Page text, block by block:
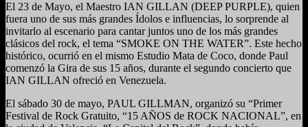
El 23 de Mayo, el Maestro IAN GILLAN (DEEP PURPLE), quien
fuera uno de sus más grandes Ídolos e influencias, lo sorprende al
invitarlo al escenario para cantar juntos uno de los más grandes
clásicos del rock, el tema “SMOKE ON THE WATER”. Este hecho
histórico, ocurrió en el mismo Estudio Mata de Coco, donde Paul
comenzó la Gira de sus 15 años, durante el segundo concierto que
IAN GILLAN ofreció en Venezuela.
El sábado 30 de mayo, PAUL GILLMAN, organizó su “Primer
Festival de Rock Gratuito, “15 AÑOS de ROCK NACIONAL”, en